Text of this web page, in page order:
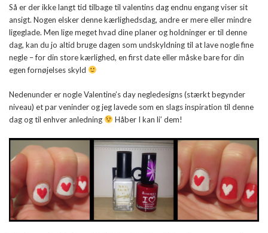
Så er der ikke langt tid tilbage til valentins dag endnu engang viser sit
ansigt. Nogen elsker denne kærlighedsdag, andre er mere eller mindre
ligeglade. Men lige meget hvad dine planer og holdninger er til denne
dag, kan du jo altid bruge dagen som undskyldning til at lave nogle fine
negle – for din store kærlighed, en first date eller måske bare for din
egen fornøjelses skyld
Nedenunder er nogle Valentine’s day negledesigns (stærkt begynder
niveau) et par veninder og jeg lavede som en slags inspiration til denne
dag og til enhver anledning
Håber I kan li’ dem!